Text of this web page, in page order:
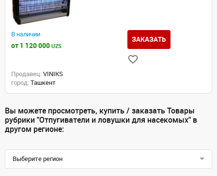
В наличии
от 1 120 000 UZS
ЗАКАЗАТЬ
Продавец: VINIKS
город: Ташкент
Вы можете просмотреть, купить / заказать Товары
рубрики "Отпугиватели и ловушки для насекомых" в
другом регионе:
Выберите регион